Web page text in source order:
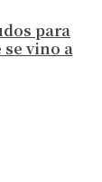
para
vino a